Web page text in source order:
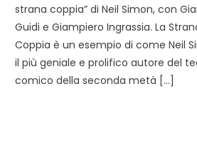
strana coppia” di Neil Simon, con
Guidi e Giampiero Ingrassia. La
Coppia è un esempio di come Neil
il più geniale e prolifico autore del
comico della seconda metà […]